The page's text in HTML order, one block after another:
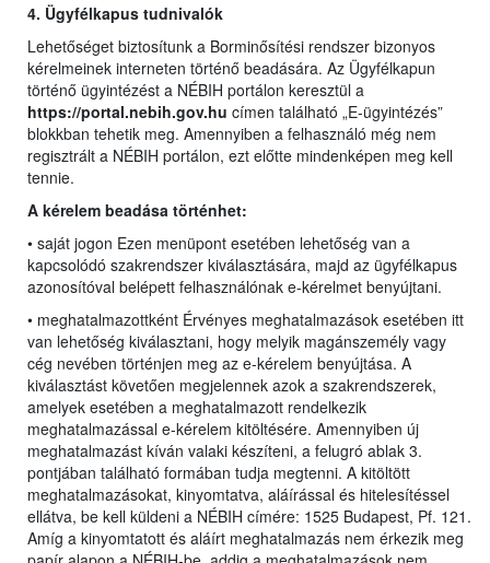
4. Ügyfélkapus tudnivalók
Lehetőséget biztosítunk a Borminősítési rendszer bizonyos
kérelmeinek interneten történő beadására. Az Ügyfélkapun
történő ügyintézést a NÉBIH portálon keresztül a
https://portal.nebih.gov.hu címen található „E-ügyintézés”
blokkban tehetik meg. Amennyiben a felhasználó még nem
regisztrált a NÉBIH portálon, ezt előtte mindenképen meg kell
tennie.
A kérelem beadása történhet:
• saját jogon Ezen menüpont esetében lehetőség van a
kapcsolódó szakrendszer kiválasztására, majd az ügyfélkapus
azonosítóval belépett felhasználónak e-kérelmet benyújtani.
• meghatalmazottként Érvényes meghatalmazások esetében itt
van lehetőség kiválasztani, hogy melyik magánszemély vagy
cég nevében történjen meg az e-kérelem benyújtása. A
kiválasztást követően megjelennek azok a szakrendszerek,
amelyek esetében a meghatalmazott rendelkezik
meghatalmazással e-kérelem kitöltésére. Amennyiben új
meghatalmazást kíván valaki készíteni, a felugró ablak 3.
pontjában található formában tudja megtenni. A kitöltött
meghatalmazásokat, kinyomtatva, aláírással és hitelesítéssel
ellátva, be kell küldeni a NÉBIH címére: 1525 Budapest, Pf. 121.
Amíg a kinyomtatott és aláírt meghatalmazás nem érkezik meg